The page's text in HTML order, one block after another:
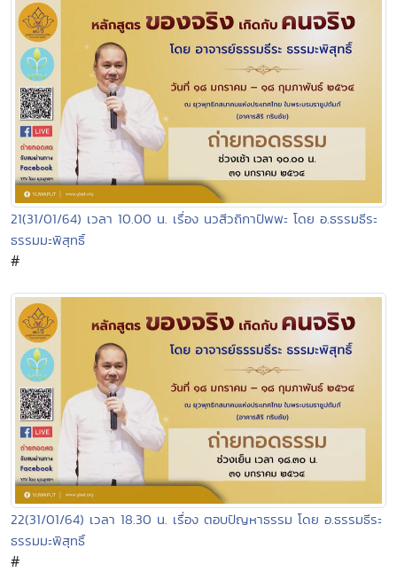
21(31/01/64) เวลา 10.00 น. เรื่อง นวสีวถิกาปัพพะ โดย อ.ธรรมธีระ
ธรรมมะพิสุทธิ์
#
22(31/01/64) เวลา 18.30 น. เรื่อง ตอบปัญหาธรรม โดย อ.ธรรมธีระ
ธรรมมะพิสุทธิ์
#